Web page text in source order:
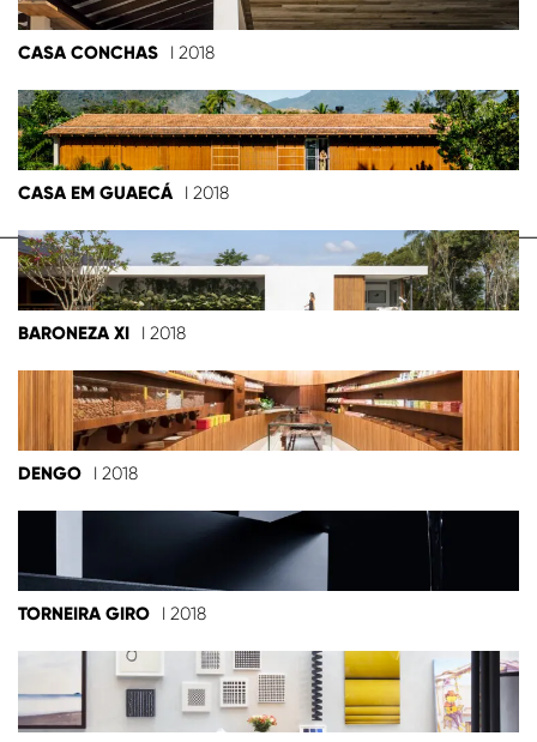
CASA CONCHAS I 2018
CASA EM GUAECÁ I 2018
BARONEZA XI I 2018
DENGO I 2018
TORNEIRA GIRO I 2018